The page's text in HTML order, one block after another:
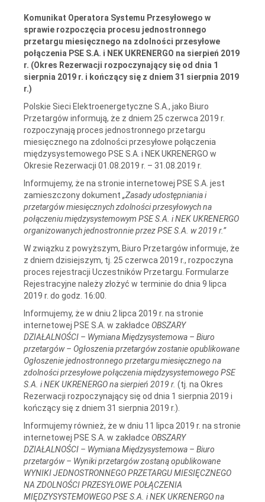
Komunikat Operatora Systemu Przesyłowego w
sprawie rozpoczęcia procesu jednostronnego
przetargu miesięcznego na zdolności przesyłowe
połączenia PSE S.A. i NEK UKRENERGO na sierpień 2019
r. (Okres Rezerwacji rozpoczynający się od dnia 1
sierpnia 2019 r. i kończący się z dniem 31 sierpnia 2019
r.)
Polskie Sieci Elektroenergetyczne S.A., jako Biuro
Przetargów informują, że z dniem 25 czerwca 2019 r.
rozpoczynają proces jednostronnego przetargu
miesięcznego na zdolności przesyłowe połączenia
międzysystemowego PSE S.A. i NEK UKRENERGO w
Okresie Rezerwacji 01.08.2019 r. – 31.08.2019 r.
Informujemy, że na stronie internetowej PSE S.A. jest
zamieszczony dokument „Zasady udostępniania i
przetargów miesięcznych zdolności przesyłowych na
połączeniu międzysystemowym PSE S.A. i NEK UKRENERGO
organizowanych jednostronnie przez PSE S.A. w 2019 r.”
W związku z powyższym, Biuro Przetargów informuje, że
z dniem dzisiejszym, tj. 25 czerwca 2019 r., rozpoczyna
proces rejestracji Uczestników Przetargu. Formularze
Rejestracyjne należy złożyć w terminie do dnia 9 lipca
2019 r. do godz. 16:00.
Informujemy, że w dniu 2 lipca 2019 r. na stronie
internetowej PSE S.A. w zakładce OBSZARY
DZIAŁALNOŚCI – Wymiana Międzysystemowa – Biuro
przetargów – Ogłoszenia przetargów zostanie opublikowane
Ogłoszenie jednostronnego przetargu miesięcznego na
zdolności przesyłowe połączenia międzysystemowego PSE
S.A. i NEK UKRENERGO na sierpień 2019 r. (tj. na Okres
Rezerwacji rozpoczynający się od dnia 1 sierpnia 2019 i
kończący się z dniem 31 sierpnia 2019 r.).
Informujemy również, że w dniu 11 lipca 2019 r. na stronie
internetowej PSE S.A. w zakładce OBSZARY
DZIAŁALNOŚCI – Wymiana Międzysystemowa – Biuro
przetargów – Wyniki przetargów zostaną opublikowane
WYNIKI JEDNOSTRONNEGO PRZETARGU MIESIĘCZNEGO
NA ZDOLNOŚCI PRZESYŁOWE POŁĄCZENIA
MIĘDZYSYSTEMOWEGO PSE S.A. i NEK UKRENERGO na